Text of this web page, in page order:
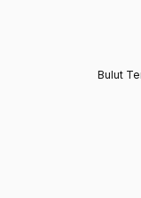
Bulut